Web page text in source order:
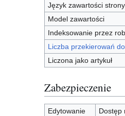
Język zawartości strony
Model zawartości
Indeksowanie przez
Liczba przekierowań
Liczona jako artykuł
Zabezpieczenie
Edytowanie
Dostęp